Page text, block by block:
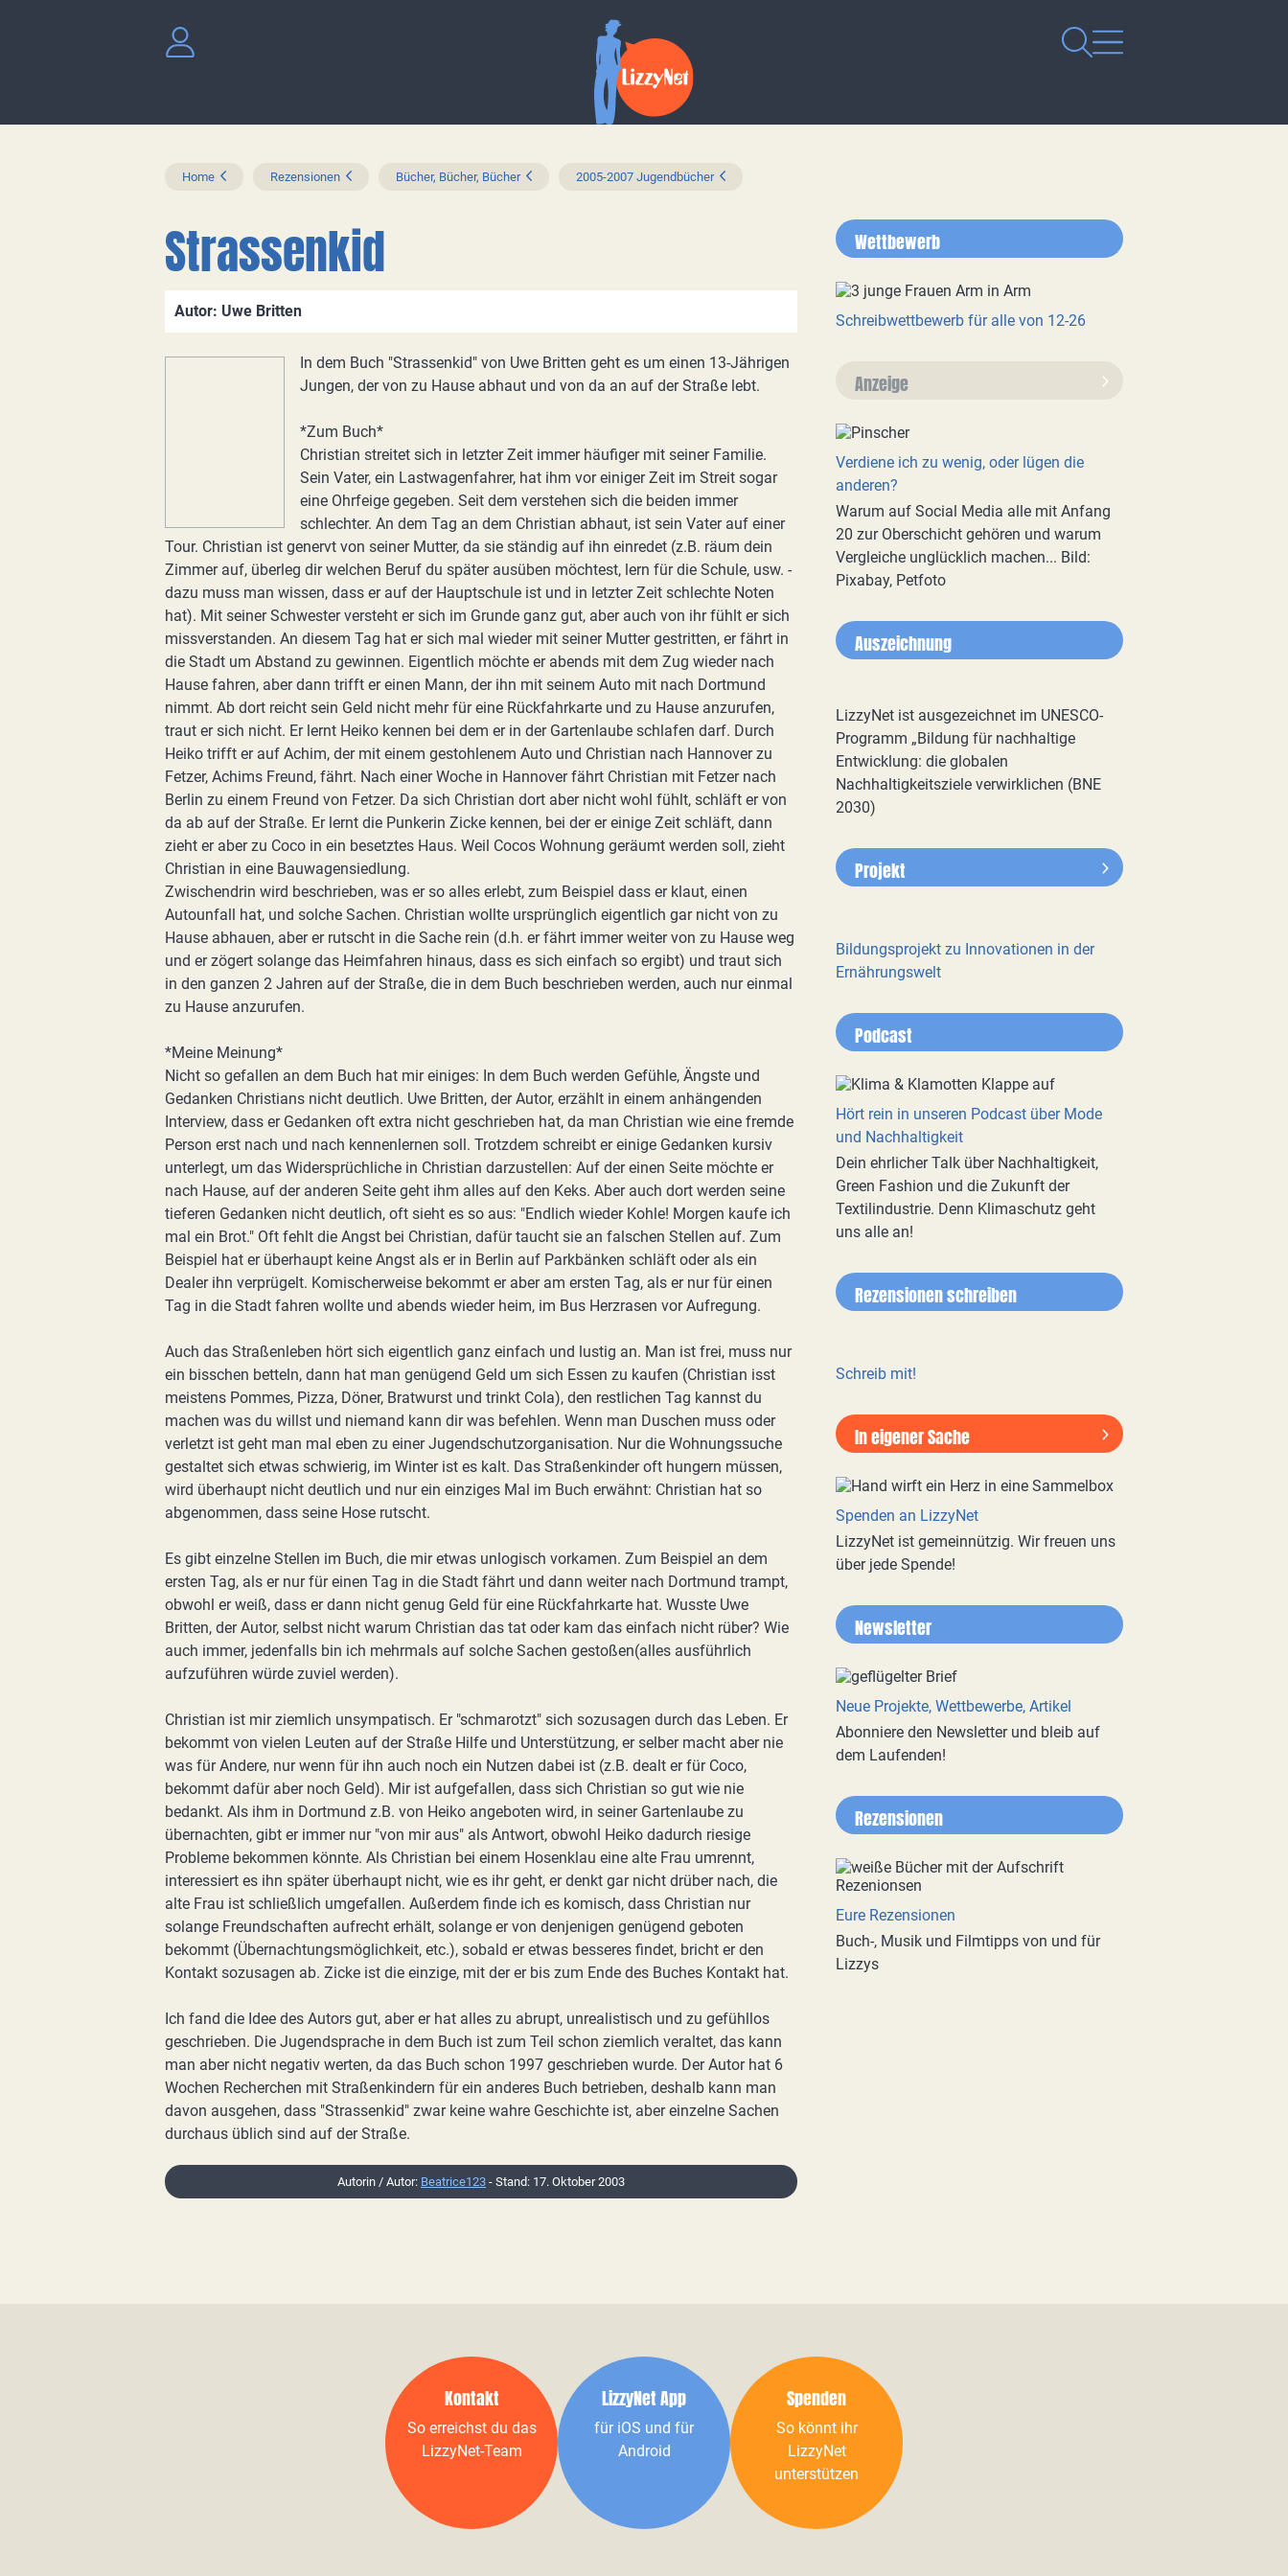
Home Rezensionen Bücher, Bücher, Bücher 2005-2007 Jugendbücher
Strassenkid
Autor: Uwe Britten
In dem Buch "Strassenkid" von Uwe Britten geht es um einen 13-Jährigen
Jungen, der von zu Hause abhaut und von da an auf der Straße lebt.
*Zum Buch*
Christian streitet sich in letzter Zeit immer häufiger mit seiner Familie.
Sein Vater, ein Lastwagenfahrer, hat ihm vor einiger Zeit im Streit sogar
eine Ohrfeige gegeben. Seit dem verstehen sich die beiden immer
schlechter. An dem Tag an dem Christian abhaut, ist sein Vater auf einer
Tour. Christian ist genervt von seiner Mutter, da sie ständig auf ihn einredet (z.B. räum dein
Zimmer auf, überleg dir welchen Beruf du später ausüben möchtest, lern für die Schule, usw. -
dazu muss man wissen, dass er auf der Hauptschule ist und in letzter Zeit schlechte Noten
hat). Mit seiner Schwester versteht er sich im Grunde ganz gut, aber auch von ihr fühlt er sich
missverstanden. An diesem Tag hat er sich mal wieder mit seiner Mutter gestritten, er fährt in
die Stadt um Abstand zu gewinnen. Eigentlich möchte er abends mit dem Zug wieder nach
Hause fahren, aber dann trifft er einen Mann, der ihn mit seinem Auto mit nach Dortmund
nimmt. Ab dort reicht sein Geld nicht mehr für eine Rückfahrkarte und zu Hause anzurufen,
traut er sich nicht. Er lernt Heiko kennen bei dem er in der Gartenlaube schlafen darf. Durch
Heiko trifft er auf Achim, der mit einem gestohlenem Auto und Christian nach Hannover zu
Fetzer, Achims Freund, fährt. Nach einer Woche in Hannover fährt Christian mit Fetzer nach
Berlin zu einem Freund von Fetzer. Da sich Christian dort aber nicht wohl fühlt, schläft er von
da ab auf der Straße. Er lernt die Punkerin Zicke kennen, bei der er einige Zeit schläft, dann
zieht er aber zu Coco in ein besetztes Haus. Weil Cocos Wohnung geräumt werden soll, zieht
Christian in eine Bauwagensiedlung.
Zwischendrin wird beschrieben, was er so alles erlebt, zum Beispiel dass er klaut, einen
Autounfall hat, und solche Sachen. Christian wollte ursprünglich eigentlich gar nicht von zu
Hause abhauen, aber er rutscht in die Sache rein (d.h. er fährt immer weiter von zu Hause weg
und er zögert solange das Heimfahren hinaus, dass es sich einfach so ergibt) und traut sich
in den ganzen 2 Jahren auf der Straße, die in dem Buch beschrieben werden, auch nur einmal
zu Hause anzurufen.
*Meine Meinung*
Nicht so gefallen an dem Buch hat mir einiges: In dem Buch werden Gefühle, Ängste und
Gedanken Christians nicht deutlich. Uwe Britten, der Autor, erzählt in einem anhängenden
Interview, dass er Gedanken oft extra nicht geschrieben hat, da man Christian wie eine fremde
Person erst nach und nach kennenlernen soll. Trotzdem schreibt er einige Gedanken kursiv
unterlegt, um das Widersprüchliche in Christian darzustellen: Auf der einen Seite möchte er
nach Hause, auf der anderen Seite geht ihm alles auf den Keks. Aber auch dort werden seine
tieferen Gedanken nicht deutlich, oft sieht es so aus: "Endlich wieder Kohle! Morgen kaufe ich
mal ein Brot." Oft fehlt die Angst bei Christian, dafür taucht sie an falschen Stellen auf. Zum
Beispiel hat er überhaupt keine Angst als er in Berlin auf Parkbänken schläft oder als ein
Dealer ihn verprügelt. Komischerweise bekommt er aber am ersten Tag, als er nur für einen
Tag in die Stadt fahren wollte und abends wieder heim, im Bus Herzrasen vor Aufregung.
Auch das Straßenleben hört sich eigentlich ganz einfach und lustig an. Man ist frei, muss nur
ein bisschen betteln, dann hat man genügend Geld um sich Essen zu kaufen (Christian isst
meistens Pommes, Pizza, Döner, Bratwurst und trinkt Cola), den restlichen Tag kannst du
machen was du willst und niemand kann dir was befehlen. Wenn man Duschen muss oder
verletzt ist geht man mal eben zu einer Jugendschutzorganisation. Nur die Wohnungssuche
gestaltet sich etwas schwierig, im Winter ist es kalt. Das Straßenkinder oft hungern müssen,
wird überhaupt nicht deutlich und nur ein einziges Mal im Buch erwähnt: Christian hat so
abgenommen, dass seine Hose rutscht.
Es gibt einzelne Stellen im Buch, die mir etwas unlogisch vorkamen. Zum Beispiel an dem
ersten Tag, als er nur für einen Tag in die Stadt fährt und dann weiter nach Dortmund trampt,
obwohl er weiß, dass er dann nicht genug Geld für eine Rückfahrkarte hat. Wusste Uwe
Britten, der Autor, selbst nicht warum Christian das tat oder kam das einfach nicht rüber? Wie
auch immer, jedenfalls bin ich mehrmals auf solche Sachen gestoßen(alles ausführlich
aufzuführen würde zuviel werden).
Christian ist mir ziemlich unsympatisch. Er "schmarotzt" sich sozusagen durch das Leben. Er
bekommt von vielen Leuten auf der Straße Hilfe und Unterstützung, er selber macht aber nie
was für Andere, nur wenn für ihn auch noch ein Nutzen dabei ist (z.B. dealt er für Coco,
bekommt dafür aber noch Geld). Mir ist aufgefallen, dass sich Christian so gut wie nie
bedankt. Als ihm in Dortmund z.B. von Heiko angeboten wird, in seiner Gartenlaube zu
übernachten, gibt er immer nur "von mir aus" als Antwort, obwohl Heiko dadurch riesige
Probleme bekommen könnte. Als Christian bei einem Hosenklau eine alte Frau umrennt,
interessiert es ihn später überhaupt nicht, wie es ihr geht, er denkt gar nicht drüber nach, die
alte Frau ist schließlich umgefallen. Außerdem finde ich es komisch, dass Christian nur
solange Freundschaften aufrecht erhält, solange er von denjenigen genügend geboten
bekommt (Übernachtungsmöglichkeit, etc.), sobald er etwas besseres findet, bricht er den
Kontakt sozusagen ab. Zicke ist die einzige, mit der er bis zum Ende des Buches Kontakt hat.
Ich fand die Idee des Autors gut, aber er hat alles zu abrupt, unrealistisch und zu gefühllos
geschrieben. Die Jugendsprache in dem Buch ist zum Teil schon ziemlich veraltet, das kann
man aber nicht negativ werten, da das Buch schon 1997 geschrieben wurde. Der Autor hat 6
Wochen Recherchen mit Straßenkindern für ein anderes Buch betrieben, deshalb kann man
davon ausgehen, dass "Strassenkid" zwar keine wahre Geschichte ist, aber einzelne Sachen
durchaus üblich sind auf der Straße.
Autorin / Autor: Beatrice123 - Stand: 17. Oktober 2003
Wettbewerb
Schreibwettbewerb für alle von 12-26
Anzeige
Verdiene ich zu wenig, oder lügen die
anderen?
Warum auf Social Media alle mit Anfang
20 zur Oberschicht gehören und warum
Vergleiche unglücklich machen... Bild:
Pixabay, Petfoto
Auszeichnung
LizzyNet ist ausgezeichnet im UNESCO-
Programm „Bildung für nachhaltige
Entwicklung: die globalen
Nachhaltigkeitsziele verwirklichen (BNE
2030)
Projekt
Bildungsprojekt zu Innovationen in der
Ernährungswelt
Podcast
Hört rein in unseren Podcast über Mode
und Nachhaltigkeit
Dein ehrlicher Talk über Nachhaltigkeit,
Green Fashion und die Zukunft der
Textilindustrie. Denn Klimaschutz geht
uns alle an!
Rezensionen schreiben
Schreib mit!
In eigener Sache
Spenden an LizzyNet
LizzyNet ist gemeinnützig. Wir freuen uns
über jede Spende!
Newsletter
Neue Projekte, Wettbewerbe, Artikel
Abonniere den Newsletter und bleib auf
dem Laufenden!
Rezensionen
Eure Rezensionen
Buch-, Musik und Filmtipps von und für
Lizzys
Kontakt
So erreichst du das
LizzyNet-Team
LizzyNet App
für iOS und für
Android
Spenden
So könnt ihr
LizzyNet
unterstützen